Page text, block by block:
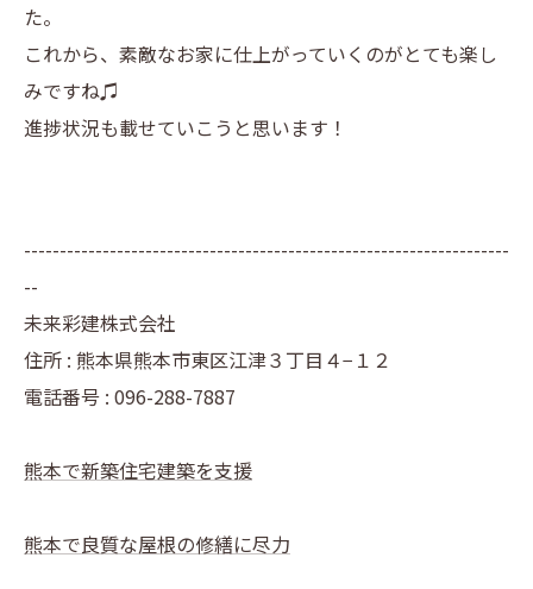
た。
これから、素敵なお家に仕上がっていくのがとても楽し
みですね♫
進捗状況も載せていこうと思います！
--------------------------------------------------------------------
--
未来彩建株式会社
住所 : 熊本県熊本市東区江津３丁目４−１２
電話番号 : 096-288-7887
熊本で新築住宅建築を支援
熊本で良質な屋根の修繕に尽力